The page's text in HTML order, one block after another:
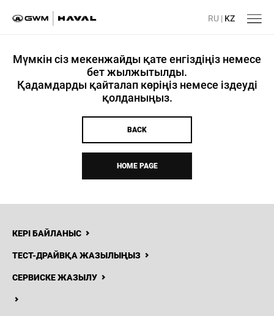
RU | KZ
Мүмкін сіз мекенжайды қате енгіздіңіз немесе
бет жылжытылды.
Қадамдарды қайталап көріңіз немесе іздеуді
қолданыңыз.
BACK
HOME PAGE
КЕРІ БАЙЛАНЫС
ТЕСТ-ДРАЙВҚА ЖАЗЫЛЫҢЫЗ
СЕРВИСКЕ ЖАЗЫЛУ